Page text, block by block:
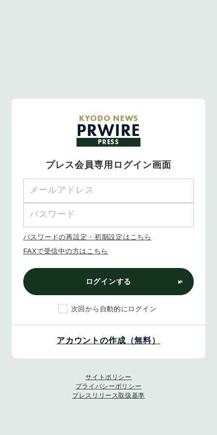
KYODO NEWS
PRWIRE
PRESS
プレス会員専用ログイン画面
パスワードの再設定・初期設定はこちら
FAXで受信中の方はこちら
ログインする
次回から自動的にログイン
アカウントの作成（無料）
サイトポリシー
プライバシーポリシー
プレスリリース取扱基準